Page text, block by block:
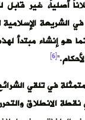
أصلياً، غير
الشريعة الإسلامية
هو إنشاء مبتدأ
.”
[6]
في تلقي
الانطلاق